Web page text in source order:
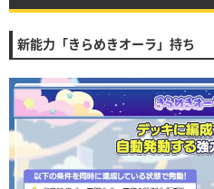
新能力「きらめきオーラ」持ち